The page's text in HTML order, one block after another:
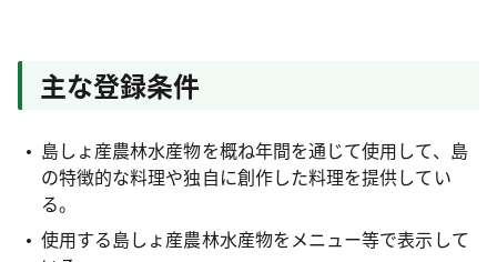
主な登録条件
島しょ産農林水産物を概ね年間を通じて使用して、島
の特徴的な料理や独自に創作した料理を提供してい
る。
使用する島しょ産農林水産物をメニュー等で表示して